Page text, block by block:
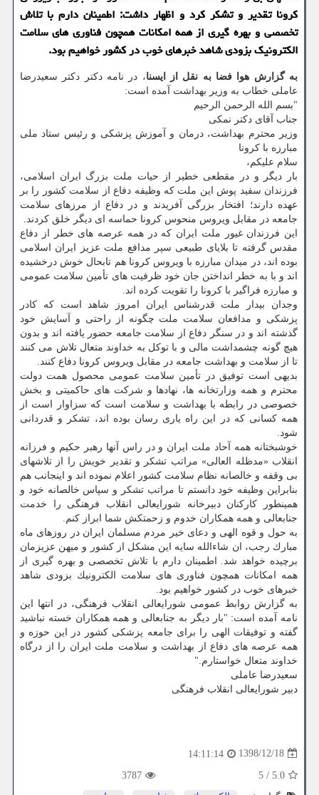
كرونا تقدیر و تشكر كرد و اظهار داشت: اطمینان دارم با تلاش
تخصصی و بهره گیری از همه امكانات همچون فناوری های سلامت
الكترونیك بزودی شاهد خبرهای خوب در كشور خواهیم بود.
به گزارش هوا فضا به نقل از ایسنا، در نامه دكتر دكتر سعیدرضا
عاملی خطاب به وزیر بهداشت آمده است:
"بسم الله الرحمن الرحیم
جناب آقای دكتر نمكی
وزیر محترم بهداشت، درمان و آموزش پزشكی و رئیس ستاد ملی
مبارزه با كرونا
سلام علیكم،
بار دیگر و در مقطعی خطیر از حیات ملت بزرگ ایران اسلامی،
فرزندان سفید پوش این ملت كه وظیفه دفاع از سلامت كشور را بر
عهده دارند؛ افتخار بزرگی آفریدند و در دفاع از مرزهای سلامت
جامعه در مقابل ویروس منحوس كرونا حماسه ای دیگر خلق كردند.
این فرزندان غیور ملت ایران كه در همه عرصه های خطر از دفاع
مقدس گرفته تا بلایای طبیعی سپر مدافع ملت عزیز ایران اسلامی
بوده اند، در میدان مبارزه با ویروس كرونا هم تابحال خوش درخشیده
اند و با به خطر انداختن جان خود ظرفیت های تأمین سلامت عمومی
و مبارزه فراگیر با كرونا را تقویت كرده اند.
وجدان بیدار ملت قدرشناس ایران امروز شاهد است كه كادر
پزشكی و مدافعان سلامت ملت چگونه از راحتی و آسایش خود
گذشته اند و در سنگر دفاع از سلامت جامعه حضور یافته اند و بدون
هیچ گونه چشمداشت مالی و با توكل به خداوند متعال تلاش می كنند
تا از سلامت و بهداشت جامعه در مقابل ویروس كرونا دفاع كنند.
بدیهی است توفیق در تأمین سلامت عمومی محصول همت دولت
محترم و همه وزارتخانه ها، نهادها و شركت های حاكمیتی و بخش
خصوصی در رابطه با بهداشت و سلامت است كه سزاوار است از
همه كسانی كه در این راه یاری رسان بوده اند، تشكر و قدردانی
شود.
خوشبختانه همه آحاد ملت ایران و در راس آنها رهبر حكیم و فرزانه
انقلاب «مدظله العالی» مراتب تشكر و تقدیر خویش را از تلاشهای
بی وقفه و خالصانه نظام سلامت كشور اعلام نموده اند و اینجانب هم
بنابراین وظیفه خود دانستم تا مراتب تشكر و سپاس خالصانه خود و
همینطور كاركنان دبیرخانه شورایعالی انقلاب فرهنگی را خدمت
جنابعالی و همه همكاران خدوم و زحمتكش شما ابراز كنم.
به حول و قوه الهی و دعای خیر مردم مسلمان ایران در روزهای ماه
مبارك رجب، ان شاءالله سایه این مشكل از كشور و میهن عزیزمان
برچیده خواهد شد. اطمینان دارم با تلاش تخصصی و بهره گیری از
همه امكانات همچون فناوری های سلامت الكترونیك بزودی شاهد
خبرهای خوب در كشور خواهیم بود.
به گزارش روابط عمومی شورایعالی انقلاب فرهنگی، در انتها این
نامه آمده است: "بار دیگر به جنابعالی و همه همكاران خسته نباشید
گفته و توفیقات الهی را برای جامعه پزشكی كشور در این حوزه و
همه عرصه های دفاع از بهداشت و سلامت ملت ایران را از درگاه
خداوند متعال خواستارم."
سعیدرضا عاملی
دبیر شورایعالی انقلاب فرهنگی
1398/12/18
14:11:14
5.0
/
5
3787